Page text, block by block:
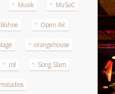
Musik MuSoC
Open Air
orangehouse
rol Song Slam